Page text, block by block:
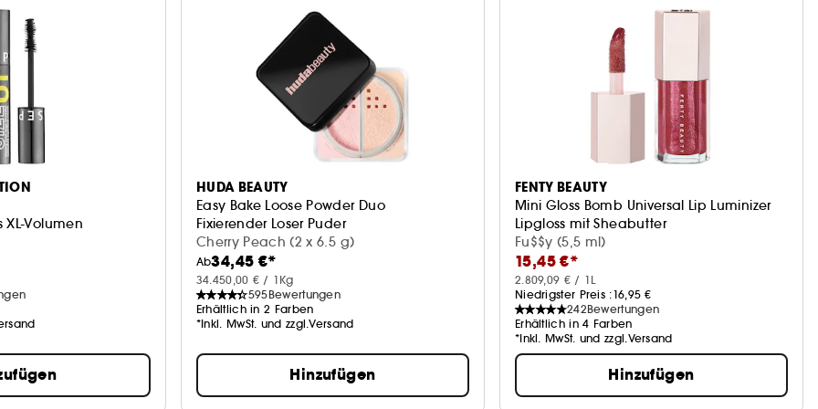
Volumen
HUDA BEAUTY
Easy Bake Loose Powder Duo
Fixierender Loser Puder
Cherry Peach (2 x 6.5 g)
Ab34,45 €*
34.450,00 € / 1Kg
595Bewertungen
Erhältlich in 2 Farben
*Inkl. MwSt. und zzgl.Versand
Hinzufügen
FENTY BEAUTY
Mini Gloss Bomb Universal Lip Luminizer
Lipgloss mit Sheabutter
Fu$$y (5,5 ml)
15,45 €*
2.809,09 € / 1L
Niedrigster Preis :16,95 €
242Bewertungen
Erhältlich in 4 Farben
*Inkl. MwSt. und zzgl.Versand
Hinzufügen